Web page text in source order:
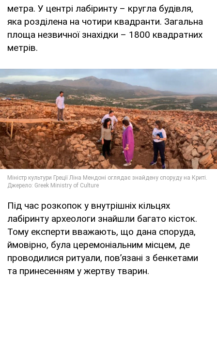
метра. У центрі лабіринту – кругла будівля,
яка розділена на чотири квадранти. Загальна
площа незвичної знахідки – 1800 квадратних
метрів.
Під час розкопок у внутрішніх кільцях
лабіринту археологи знайшли багато кісток.
Тому експерти вважають, що дана споруда,
ймовірно, була церемоніальним місцем, де
проводилися ритуали, пов’язані з бенкетами
та принесенням у жертву тварин.